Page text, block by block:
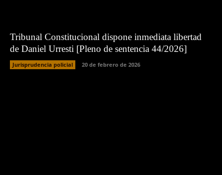
Tribunal Constitucional dispone inmediata libertad
de Daniel Urresti [Pleno de sentencia 44/2026]
Jurisprudencia policial 20 de febrero de 2026